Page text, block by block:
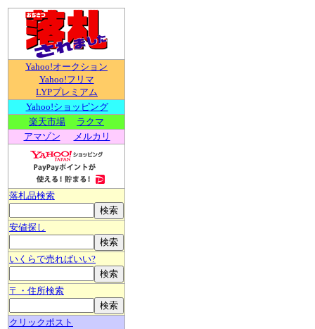
Yahoo!オークション
Yahoo!フリマ
LYPプレミアム
Yahoo!ショッピング
楽天市場
ラクマ
アマゾン
メルカリ
落札品検索
安値探し
いくらで売ればいい?
〒・住所検索
クリックポスト